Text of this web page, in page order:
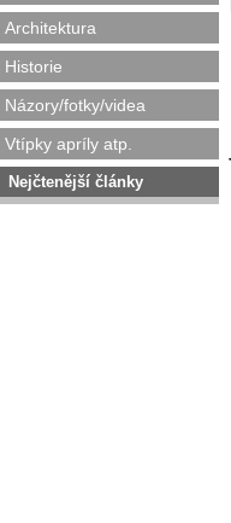
Architektura
Historie
Názory/fotky/videa
Vtípky apríly atp.
Nejčtenější články